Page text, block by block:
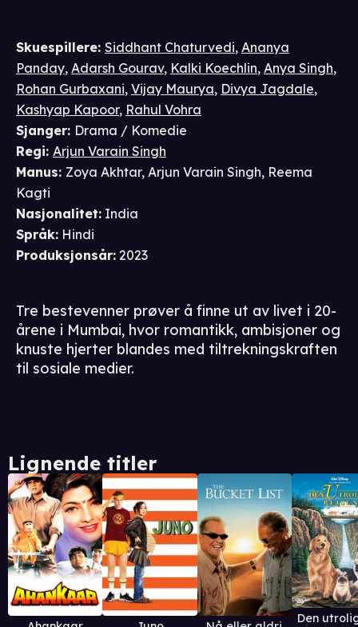
Skuespillere: Siddhant Chaturvedi, Ananya
Panday, Adarsh Gourav, Kalki Koechlin, Anya Singh,
Rohan Gurbaxani, Vijay Maurya, Divya Jagdale,
Kashyap Kapoor, Rahul Vohra
Sjanger: Drama / Komedie
Regi: Arjun Varain Singh
Manus: Zoya Akhtar, Arjun Varain Singh, Reema
Kagti
Nasjonalitet: India
Språk: Hindi
Produksjonsår: 2023
Tre bestevenner prøver å finne ut av livet i 20-
årene i Mumbai, hvor romantikk, ambisjoner og
knuste hjerter blandes med tiltrekningskraften
til sosiale medier.
Lignende titler